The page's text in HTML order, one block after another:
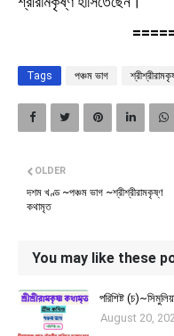
Tags পঞ্চম ভাগ
OLDER
দশম খণ্ড ~পঞ্চম ভাগ ~শ্রীশ্রীরামকৃষ্ণ
কথামৃত
You may like these
পরিশিষ্ট
August 20,